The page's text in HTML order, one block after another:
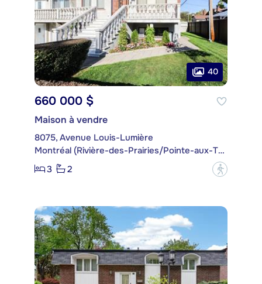
40
660 000 $
Maison à vendre
8075, Avenue Louis-Lumière
Montréal (Rivière-des-Prairies/Pointe-aux-Trembles)
3
2 ?